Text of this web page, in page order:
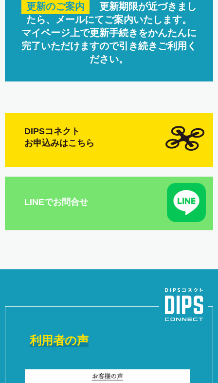
更新のご案内
更新期限が近づきまし
たら、メールにてご案内いたします。
マイページ上で更新手続きをかんたんに
完了いただけますので引き続きご利用く
ださい。
DIPSコネクト
お申込みはこちら
LINEでお問合せ
利用者の声